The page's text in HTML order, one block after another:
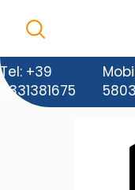
Tel: +39
0331381675
5803